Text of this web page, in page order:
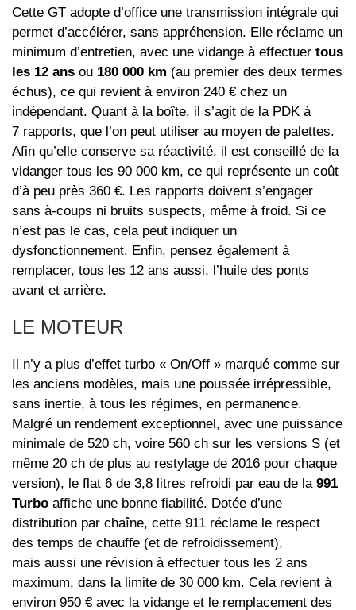
Cette GT adopte d’office une transmission intégrale qui
permet d’accélérer, sans appréhension. Elle réclame un
minimum d’entretien, avec une vidange à effectuer tous
les 12 ans ou 180 000 km (au premier des deux termes
échus), ce qui revient à environ 240 € chez un
indépendant. Quant à la boîte, il s’agit de la PDK à
7 rapports, que l’on peut utiliser au moyen de palettes.
Afin qu’elle conserve sa réactivité, il est conseillé de la
vidanger tous les 90 000 km, ce qui représente un coût
d’à peu près 360 €. Les rapports doivent s’engager
sans à-coups ni bruits suspects, même à froid. Si ce
n’est pas le cas, cela peut indiquer un
dysfonctionnement. Enfin, pensez également à
remplacer, tous les 12 ans aussi, l’huile des ponts
avant et arrière.
LE MOTEUR
Il n’y a plus d’effet turbo « On/Off » marqué comme sur
les anciens modèles, mais une poussée irrépressible,
sans inertie, à tous les régimes, en permanence.
Malgré un rendement exceptionnel, avec une puissance
minimale de 520 ch, voire 560 ch sur les versions S (et
même 20 ch de plus au restylage de 2016 pour chaque
version), le flat 6 de 3,8 litres refroidi par eau de la 991
Turbo affiche une bonne fiabilité. Dotée d’une
distribution par chaîne, cette 911 réclame le respect
des temps de chauffe (et de refroidissement),
mais aussi une révision à effectuer tous les 2 ans
maximum, dans la limite de 30 000 km. Cela revient à
environ 950 € avec la vidange et le remplacement des